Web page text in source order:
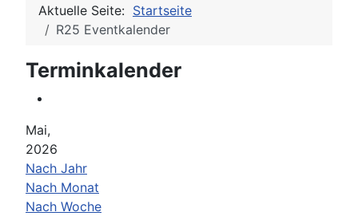
Aktuelle Seite: Startseite
R25 Eventkalender
Terminkalender
Mai,
2026
Nach Jahr
Nach Monat
Nach Woche